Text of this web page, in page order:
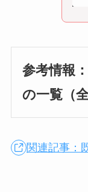
参考情報
の一覧（
関連記事：